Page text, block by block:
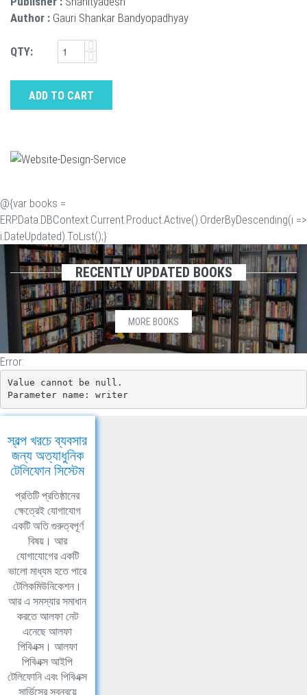
Author : Gauri Shankar Bandyopadhyay
QTY:
ADD TO CART
@{var books =
ERP.Data.DBContext.Current.Product.Active().OrderByDescending(i =>
i.DateUpdated).ToList();}
RECENTLY UPDATED BOOKS
MORE BOOKS
Error:
Value cannot be null.
Parameter name: writer
স্বল্প খরচে ব্যবসার
জন্য অত্যাধুনিক
টেলিফোন সিস্টেম
প্রতিটি প্রতিষ্ঠানের
ক্ষেত্রেই যোগাযোগ
একটি অতি গুরুত্বপূর্ণ
বিষয়। আর
যোগাযোগের একটি
ভালো মাধ্যম হতে পারে
টেলিকমিউনিকেশন।
আর এ সমস্যার সমাধান
করতে আলফা নেট
এনেছে আলফা
পিবিএক্স। আলফা
পিবিএক্স আইপি
টেলিফোনি এবং পিবিএক্স
সার্ভিসের সবন্বয়ে